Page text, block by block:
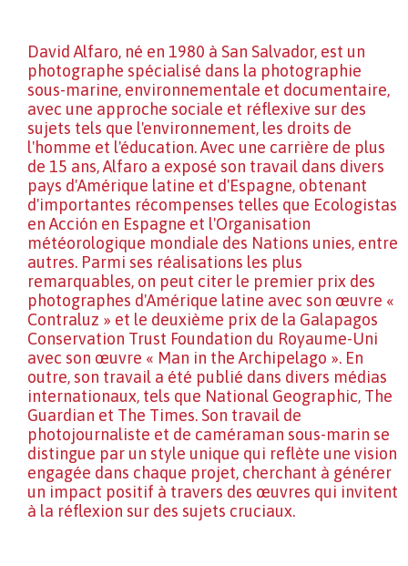
David Alfaro, né en 1980 à San Salvador, est un
photographe spécialisé dans la photographie
sous-marine, environnementale et documentaire,
avec une approche sociale et réflexive sur des
sujets tels que l'environnement, les droits de
l'homme et l'éducation. Avec une carrière de plus
de 15 ans, Alfaro a exposé son travail dans divers
pays d'Amérique latine et d'Espagne, obtenant
d'importantes récompenses telles que Ecologistas
en Acción en Espagne et l'Organisation
météorologique mondiale des Nations unies, entre
autres. Parmi ses réalisations les plus
remarquables, on peut citer le premier prix des
photographes d'Amérique latine avec son œuvre «
Contraluz » et le deuxième prix de la Galapagos
Conservation Trust Foundation du Royaume-Uni
avec son œuvre « Man in the Archipelago ». En
outre, son travail a été publié dans divers médias
internationaux, tels que National Geographic, The
Guardian et The Times. Son travail de
photojournaliste et de caméraman sous-marin se
distingue par un style unique qui reflète une vision
engagée dans chaque projet, cherchant à générer
un impact positif à travers des œuvres qui invitent
à la réflexion sur des sujets cruciaux.